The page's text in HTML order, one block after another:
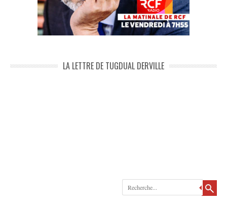
LA LETTRE DE TUGDUAL DERVILLE
Recherche